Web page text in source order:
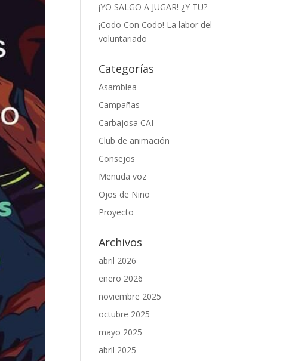
¡YO SALGO A JUGAR! ¿Y TU?
¡Codo Con Codo! La labor del
voluntariado
Categorías
Asamblea
Campañas
Carbajosa CAI
Club de animación
Consejos
Menuda voz
Ojos de Niño
Proyecto
Archivos
abril 2026
enero 2026
noviembre 2025
octubre 2025
mayo 2025
abril 2025